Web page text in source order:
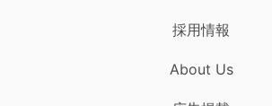
採用情報
About Us